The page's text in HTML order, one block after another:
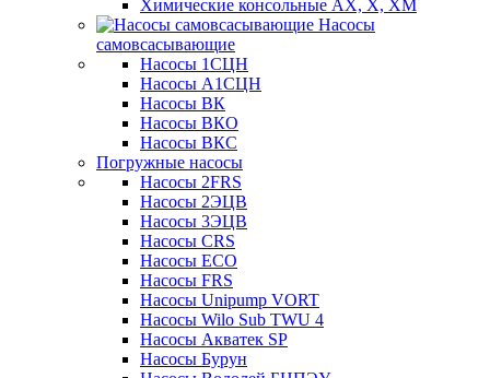
Химические консольные АХ, Х, ХМ
Насосы
самовсасывающие
Насосы 1СЦН
Насосы А1СЦН
Насосы ВК
Насосы ВКО
Насосы ВКС
Погружные насосы
Насосы 2FRS
Насосы 2ЭЦВ
Насосы 3ЭЦВ
Насосы CRS
Насосы ECO
Насосы FRS
Насосы Unipump VORT
Насосы Wilo Sub TWU 4
Насосы Акватек SP
Насосы Бурун